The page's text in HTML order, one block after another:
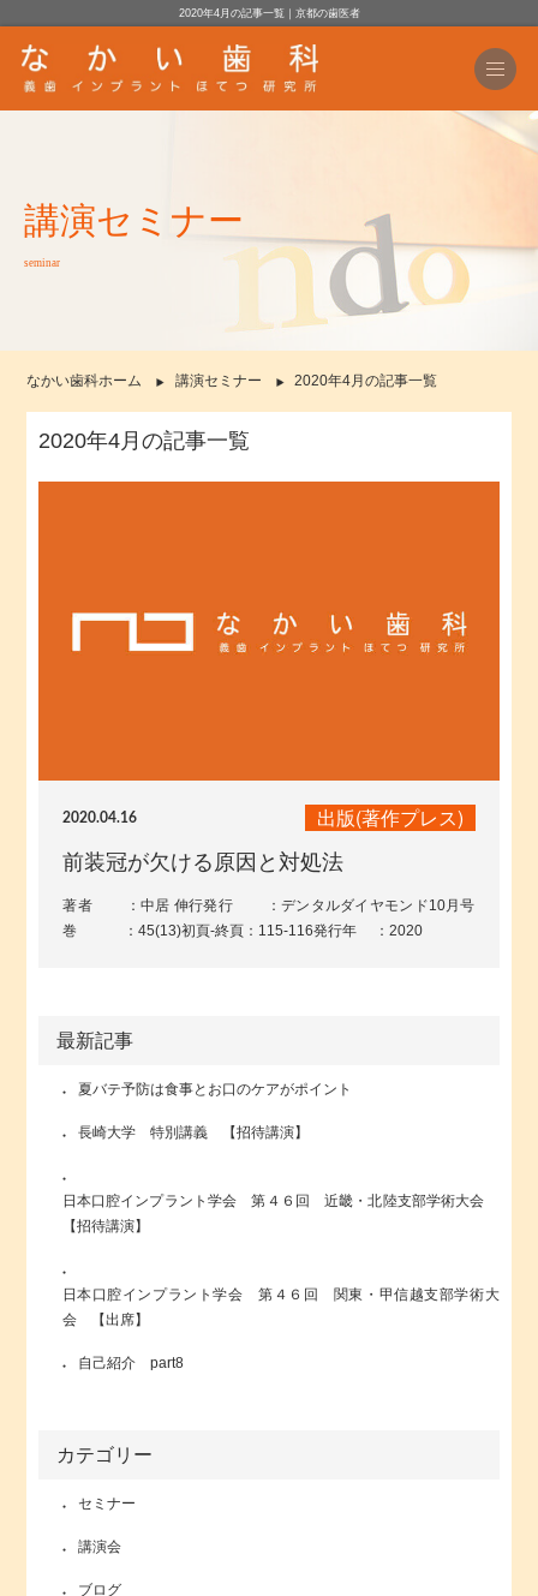
2020年4月の記事一覧｜京都の歯医者
講演セミナー
seminar
なかい歯科ホーム 講演セミナー 2020年4月の記事一覧
2020年4月の記事一覧
2020.04.16 出版(著作プレス)
前装冠が欠ける原因と対処法
著者 ：中居 伸行発行 ：デンタルダイヤモンド10月号
巻 ：45(13)初頁-終頁：115-116発行年 ：2020
最新記事
夏バテ予防は食事とお口のケアがポイント
長崎大学 特別講義 【招待講演】
日本口腔インプラント学会 第４６回 近畿・北陸支部学術大会
【招待講演】
日本口腔インプラント学会 第４６回 関東・甲信越支部学術大
会 【出席】
自己紹介 part8
カテゴリー
セミナー
講演会
ブログ